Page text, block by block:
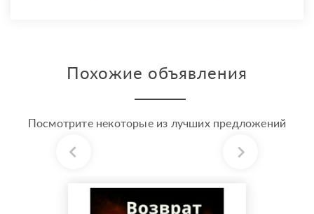
Похожие объявления
Посмотрите некоторые из лучших предложений